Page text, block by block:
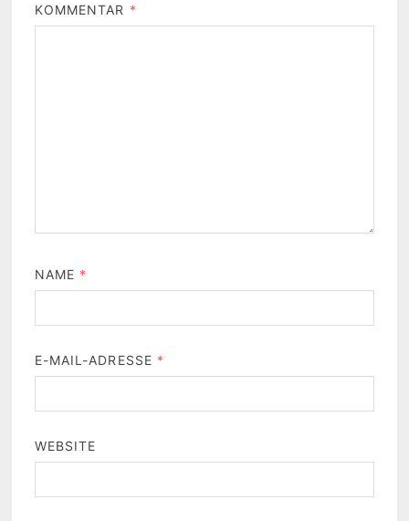
KOMMENTAR *
NAME *
E-MAIL-ADRESSE *
WEBSITE